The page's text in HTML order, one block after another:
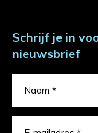
Schrijf je in
nieuwsbrief